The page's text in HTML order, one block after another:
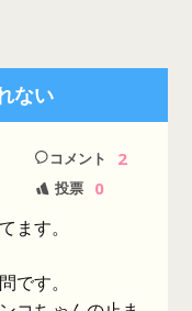
ない
コメント 2
投票 0
ます。
です。